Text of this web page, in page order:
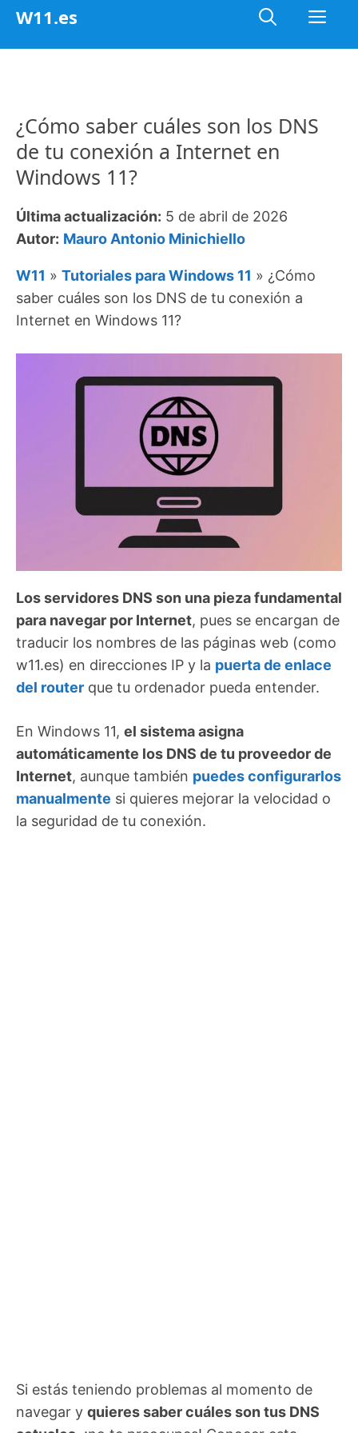
Saltar
W11.es
¿Cómo saber cuáles son los DNS
de tu conexión a Internet en
Windows 11?
Última actualización: 5 de abril de 2026
Autor: Mauro Antonio Minichiello
W11 » Tutoriales para Windows 11 » ¿Cómo
saber cuáles son los DNS de tu conexión a
Internet en Windows 11?
Los servidores DNS son una pieza fundamental
para navegar por Internet, pues se encargan de
traducir los nombres de las páginas web (como
w11.es) en direcciones IP y la puerta de enlace
del router que tu ordenador pueda entender.
En Windows 11, el sistema asigna
automáticamente los DNS de tu proveedor de
Internet, aunque también puedes configurarlos
manualmente si quieres mejorar la velocidad o
la seguridad de tu conexión.
Si estás teniendo problemas al momento de
navegar y quieres saber cuáles son tus DNS